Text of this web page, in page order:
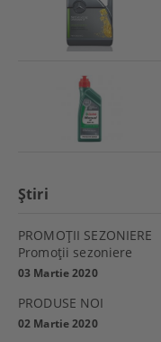
Ştiri
PROMOŢII SEZONIERE
Promoţii sezoniere
03 Martie 2020
PRODUSE NOI
02 Martie 2020